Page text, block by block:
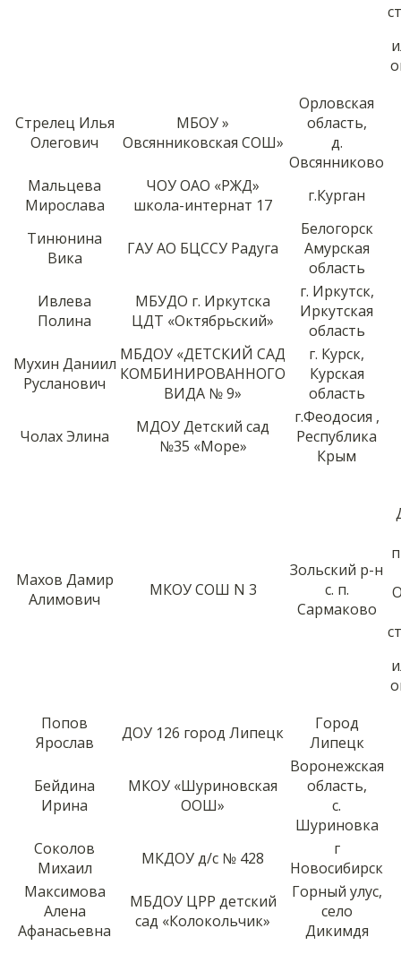
Стрелец Илья
Олегович
МБОУ »
Овсянниковская СОШ»
Орловская
область,
д.
Овсянниково
Мальцева
Мирослава
ЧОУ ОАО «РЖД»
школа-интернат 17
г.Курган
Тинюнина
Вика
ГАУ АО БЦССУ Радуга
Белогорск
Амурская
область
Ивлева
Полина
МБУДО г. Иркутска
ЦДТ «Октябрьский»
г. Иркутск,
Иркутская
область
Мухин Даниил
Русланович
МБДОУ «ДЕТСКИЙ САД
КОМБИНИРОВАННОГО
ВИДА № 9»
г. Курск,
Курская
область
Чолах Элина
МДОУ Детский сад
№35 «Море»
г.Феодосия ,
Республика
Крым
Махов Дамир
Алимович
МКОУ СОШ N 3
Зольский р-н
с. п.
Сармаково
Попов
Ярослав
ДОУ 126 город Липецк
Город
Липецк
Бейдина
Ирина
МКОУ «Шуриновская
ООШ»
Воронежская
область,
с.
Шуриновка
Соколов
Михаил
МКДОУ д/с № 428
г
Новосибирск
Максимова
Алена
Афанасьевна
МБДОУ ЦРР детский
сад «Колокольчик»
Горный улус,
село
Дикимдя